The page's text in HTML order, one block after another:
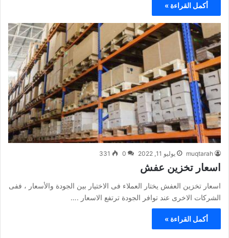
أكمل القراءة »
muqtarah يوليو 11, 2022 0
331
اسعار تخزين عفش
اسعار تخزين العفش يختار العملاء فى الاختيار بين الجودة والأسعار ، ففى
الشركات الاخرى عند توافر الجودة ترتفع الاسعار .…
أكمل القراءة »